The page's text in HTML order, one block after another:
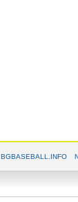
BGBASEBALL.INFO